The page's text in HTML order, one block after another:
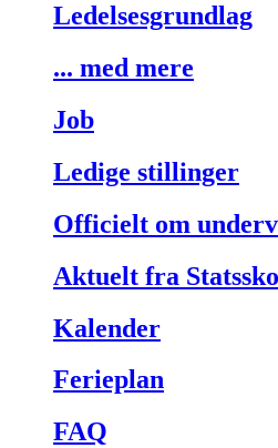
Ledelsesgrundlag
... med mere
Job
Ledige stillinger
Officielt om
Aktuelt fra
Kalender
Ferieplan
FAQ